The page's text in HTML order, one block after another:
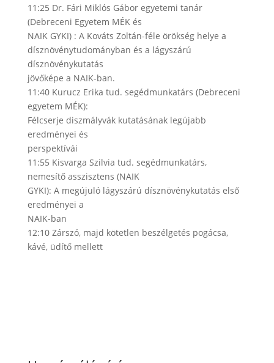
11:25 Dr. Fári Miklós Gábor egyetemi tanár
(Debreceni Egyetem MÉK és
NAIK GYKI) : A Kováts Zoltán-féle örökség helye a
dísznövénytudományban és a lágyszárú
dísznövénykutatás
jövőképe a NAIK-ban.
11:40 Kurucz Erika tud. segédmunkatárs (Debreceni
egyetem MÉK):
Félcserje diszmályvák kutatásának legújabb
eredményei és
perspektívái
11:55 Kisvarga Szilvia tud. segédmunkatárs,
nemesítő asszisztens (NAIK
GYKI): A megújuló lágyszárú dísznövénykutatás első
eredményei a
NAIK-ban
12:10 Zárszó, majd kötetlen beszélgetés pogácsa,
kávé, üdítő mellett